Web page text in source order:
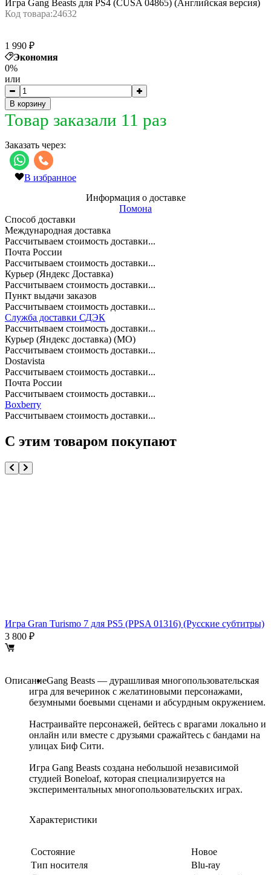
Игра Gang Beasts для PS4 (CUSA 04865) (Английская версия)
Код товара:24632
1 990 ₽
Экономия
0%
или
В корзину
Товар заказали 11 раз
Заказать через:
В избранное
Информация о доставке
Помона
Способ доставки
Международная доставка
Рассчитываем стоимость доставки...
Почта России
Рассчитываем стоимость доставки...
Курьер (Яндекс Доставка)
Рассчитываем стоимость доставки...
Пункт выдачи заказов
Рассчитываем стоимость доставки...
Служба доставки СДЭК
Рассчитываем стоимость доставки...
Курьер (Яндекс доставка) (МО)
Рассчитываем стоимость доставки...
Dostavista
Рассчитываем стоимость доставки...
Почта России
Рассчитываем стоимость доставки...
Boxberry
Рассчитываем стоимость доставки...
С этим товаром покупают
Игра Gran Turismo 7 для PS5 (PPSA 01316) (Русские субтитры)
3 800 ₽
ОписаниеGang Beasts — дурашливая многопользовательская
игра для вечеринок с желатиновыми персонажами,
безумными боевыми сценами и абсурдным окружением.
Настраивайте персонажей, бейтесь с врагами локально и
онлайн или вместе с друзьями сражайтесь с бандами на
улицах Биф Сити.
Игра Gang Beasts создана небольшой независимой
студией Boneloaf, которая специализируется на
экспериментальных многопользовательских играх.
Характеристики
Состояние
Новое
Тип носителя
Blu-ray